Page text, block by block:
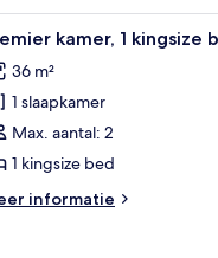
bed, een nachtkastje, een
9 kamer, 1 kingsize
36 m²
1 slaapkamer
Max. aantal: 2
1 kingsize bed
informatie